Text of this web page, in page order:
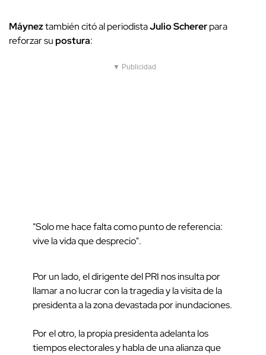
Máyneztambién citó al periodistaJulio Schererpara
reforzar supostura:
▼ Publicidad
"Solo me hace falta como punto de referencia:
vive la vida que desprecio".
Por un lado, el dirigente del PRI nos insulta por
llamar a no lucrar con la tragedia y la visita de la
presidenta a la zona devastada por inundaciones.
Por el otro, la propia presidenta adelanta los
tiempos electorales y habla de una alianza que